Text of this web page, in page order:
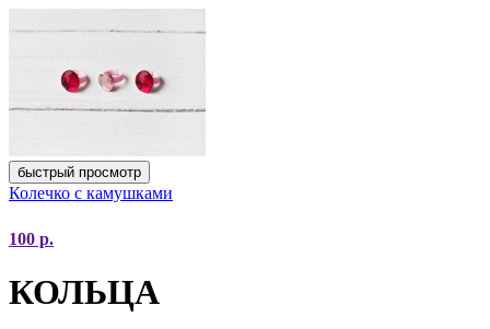
быстрый просмотр
Колечко с камушками
100 р.
КОЛЬЦА